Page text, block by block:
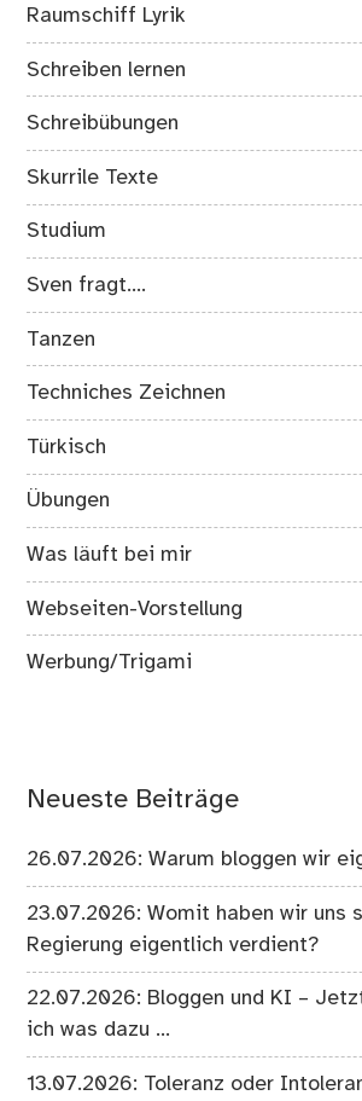
Raumschiff Lyrik
Schreiben lernen
Schreibübungen
Skurrile Texte
Studium
Sven fragt….
Tanzen
Techniches Zeichnen
Türkisch
Übungen
Was läuft bei mir
Webseiten-Vorstellung
Werbung/Trigami
Neueste Beiträge
26.07.2026: Warum bloggen wir
23.07.2026: Womit haben wir uns
Regierung eigentlich verdient?
22.07.2026: Bloggen und KI –
ich was dazu …
13.07.2026: Toleranz oder